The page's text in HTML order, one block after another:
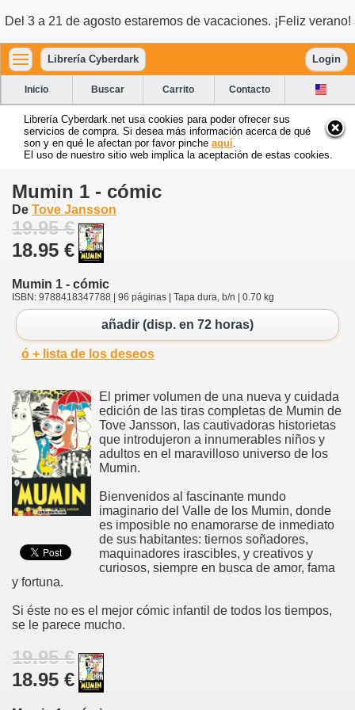
Del 3 a 21 de agosto estaremos de vacaciones. ¡Feliz verano!
Librería Cyberdark Login
Inicio Buscar Carrito Contacto
Librería Cyberdark.net usa cookies para poder ofrecer sus
servicios de compra. Si desea más información acerca de qué
son y en qué le afectan por favor pinche aquí
El uso de nuestro sitio web implica la aceptación de estas cookies.
Mumin 1 - cómic
De Tove Jansson
19.95 €
18.95 €
Mumin 1 - cómic
ISBN: 9788418347788 | 96 páginas | Tapa dura, b/n | 0.70 kg
añadir (disp. en 72 horas)
ó + lista de los deseos
El primer volumen de una nueva y cuidada
edición de las tiras completas de Mumin de
Tove Jansson, las cautivadoras historietas
que introdujeron a innumerables niños y
adultos en el maravilloso universo de los
Mumin.
Bienvenidos al fascinante mundo
imaginario del Valle de los Mumin, donde
es imposible no enamorarse de inmediato
de sus habitantes: tiernos soñadores,
maquinadores irascibles, y creativos y
curiosos, siempre en busca de amor, fama
y fortuna.
Si éste no es el mejor cómic infantil de todos los tiempos,
se le parece mucho.
19.95 €
18.95 €